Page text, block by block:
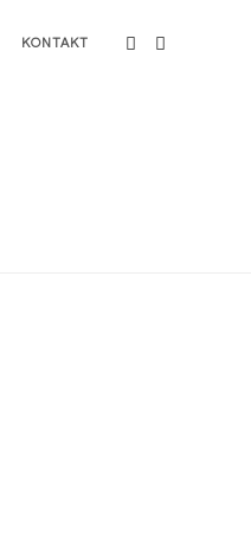
KONTAKT